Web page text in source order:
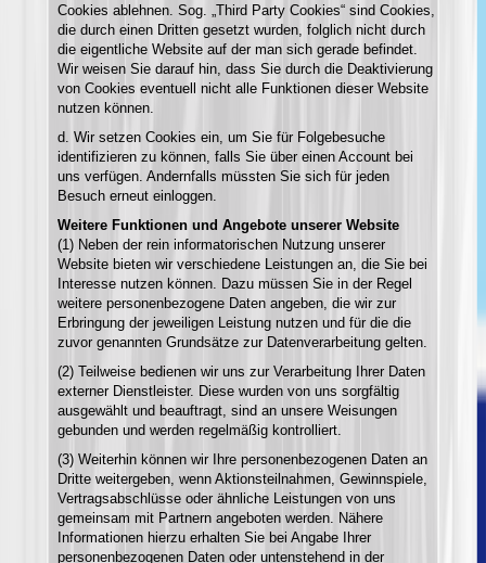
Cookies ablehnen. Sog. „Third Party Cookies“ sind Cookies,
die durch einen Dritten gesetzt wurden, folglich nicht durch
die eigentliche Website auf der man sich gerade befindet.
Wir weisen Sie darauf hin, dass Sie durch die Deaktivierung
von Cookies eventuell nicht alle Funktionen dieser Website
nutzen können.
d. Wir setzen Cookies ein, um Sie für Folgebesuche
identifizieren zu können, falls Sie über einen Account bei
uns verfügen. Andernfalls müssten Sie sich für jeden
Besuch erneut einloggen.
Weitere Funktionen und Angebote unserer Website
(1) Neben der rein informatorischen Nutzung unserer
Website bieten wir verschiedene Leistungen an, die Sie bei
Interesse nutzen können. Dazu müssen Sie in der Regel
weitere personenbezogene Daten angeben, die wir zur
Erbringung der jeweiligen Leistung nutzen und für die die
zuvor genannten Grundsätze zur Datenverarbeitung gelten.
(2) Teilweise bedienen wir uns zur Verarbeitung Ihrer Daten
externer Dienstleister. Diese wurden von uns sorgfältig
ausgewählt und beauftragt, sind an unsere Weisungen
gebunden und werden regelmäßig kontrolliert.
(3) Weiterhin können wir Ihre personenbezogenen Daten an
Dritte weitergeben, wenn Aktionsteilnahmen, Gewinnspiele,
Vertragsabschlüsse oder ähnliche Leistungen von uns
gemeinsam mit Partnern angeboten werden. Nähere
Informationen hierzu erhalten Sie bei Angabe Ihrer
personenbezogenen Daten oder untenstehend in der